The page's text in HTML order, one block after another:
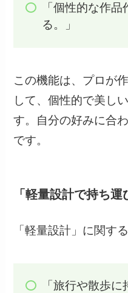
「個性的な作
る。」
この機能は、プロが
して、個性的で美し
す。自分の好みに合
です。
「軽量設計で持ち運
「軽量設計」に関す
「旅行や散歩